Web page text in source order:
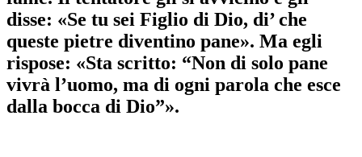
disse: «Se tu sei Figlio di Dio, di’ che
queste pietre diventino pane». Ma egli
rispose: «Sta scritto: “Non di solo pane
vivrà l’uomo, ma di ogni parola che esce
dalla bocca di Dio”».